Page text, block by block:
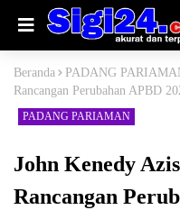
Beranda PADANG
Rancangan Perubahan APBD
PADANG PARIAMAN
John Kenedy
Rancangan